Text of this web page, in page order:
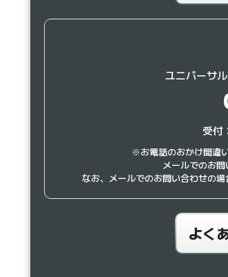
ユニバーサ
受付
※お電話のおかけ間違
メールでのお
なお、メールでのお問い合わせの
よく